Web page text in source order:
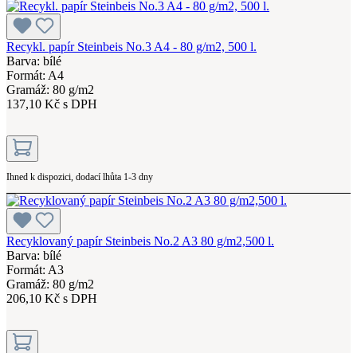
Recykl. papír Steinbeis No.3 A4 - 80 g/m2, 500 l.
Barva: bílé
Formát: A4
Gramáž: 80 g/m2
137,10 Kč s DPH
Ihned k dispozici, dodací lhůta 1-3 dny
Recyklovaný papír Steinbeis No.2 A3 80 g/m2,500 l.
Barva: bílé
Formát: A3
Gramáž: 80 g/m2
206,10 Kč s DPH